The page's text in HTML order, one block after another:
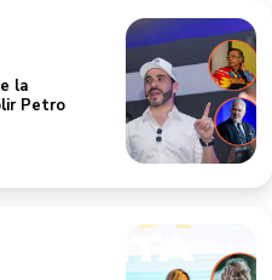
la
Petro